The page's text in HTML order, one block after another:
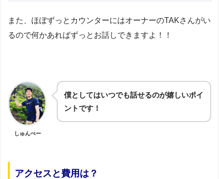
また、ほぼずっとカウンターにはオーナーのTAKさんがい
るので何かあればずっとお話しできますよ！！
しゅんぺー
僕としてはいつでも話せるのが嬉しいポイ
ントです！
アクセスと費用は？